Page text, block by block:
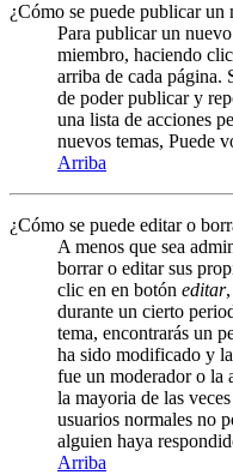
¿Cómo se puede publicar un
Para publicar un
miembro, haciendo
arriba de cada página.
de poder publicar y
una lista de acciones
nuevos temas, Puede
Arriba
¿Cómo se puede editar o
A menos que sea
borrar o editar sus
clic en en botón editar
durante un cierto
tema, encontrarás un
ha sido modificado y
fue un moderador o la
la mayoria de las
usuarios normales no
alguien haya
Arriba